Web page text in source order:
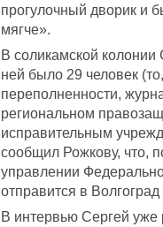
прогулочный дворик и
мягче».
В соликамской
ней было 29 человек
переполненности,
региональном
исправительным
сообщил Рожкову, что,
управлении
отправится в
В интервью Сергей уже